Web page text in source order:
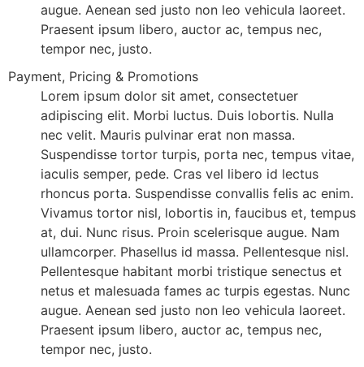
augue. Aenean sed justo non leo vehicula laoreet.
Praesent ipsum libero, auctor ac, tempus nec,
tempor nec, justo.
Payment, Pricing & Promotions
Lorem ipsum dolor sit amet, consectetuer
adipiscing elit. Morbi luctus. Duis lobortis. Nulla
nec velit. Mauris pulvinar erat non massa.
Suspendisse tortor turpis, porta nec, tempus vitae,
iaculis semper, pede. Cras vel libero id lectus
rhoncus porta. Suspendisse convallis felis ac enim.
Vivamus tortor nisl, lobortis in, faucibus et, tempus
at, dui. Nunc risus. Proin scelerisque augue. Nam
ullamcorper. Phasellus id massa. Pellentesque nisl.
Pellentesque habitant morbi tristique senectus et
netus et malesuada fames ac turpis egestas. Nunc
augue. Aenean sed justo non leo vehicula laoreet.
Praesent ipsum libero, auctor ac, tempus nec,
tempor nec, justo.